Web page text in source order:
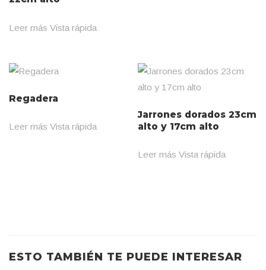
Leer más Vista rápida
Regadera
Leer más Vista rápida
Jarrones dorados 23cm
alto y 17cm alto
Leer más Vista rápida
ESTO TAMBIÉN TE PUEDE INTERESAR